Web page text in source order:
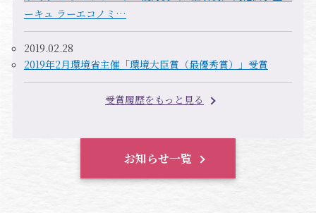
ーキュ ラーエコノミ…
2019.02.28
2019年2月環境省主催「環境大臣賞（最優秀賞）」受賞
受賞履歴をもっと見る
お知らせ一覧